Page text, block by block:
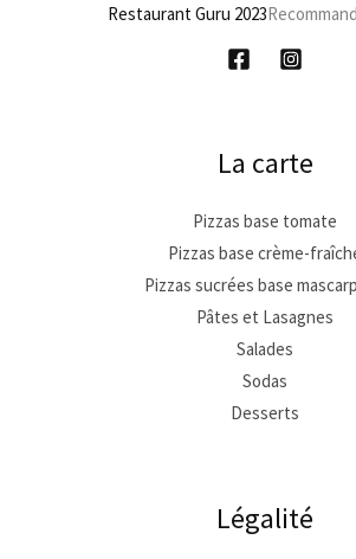
Restaurant Guru 2023
La carte
Pizzas base tomate
Pizzas base crème-
Pizzas sucrées base
Pâtes et Lasagnes
Salades
Sodas
Desserts
Légalité